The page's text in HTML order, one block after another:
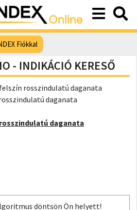
Fiókkal
- INDIKÁCIÓ KERESŐ
rosszindulatú daganata
daganata
daganata
döntsön Ön helyett!